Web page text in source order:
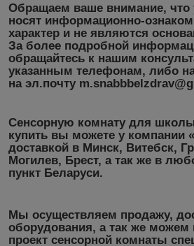
Обращаем ваше внимание, что
носят информационно-
характер и не являются
За более подробной
обращайтесь к нашим
указанным телефонам, либо
на эл.почту
Сенсорную комнату для школы
купить вы можете у компании
доставкой в Минск, Витебск,
Могилев, Брест, а так же в
пункт Беларуси.
Мы осуществляем продажу,
оборудования, а так же можем
проект сенсорной комнаты